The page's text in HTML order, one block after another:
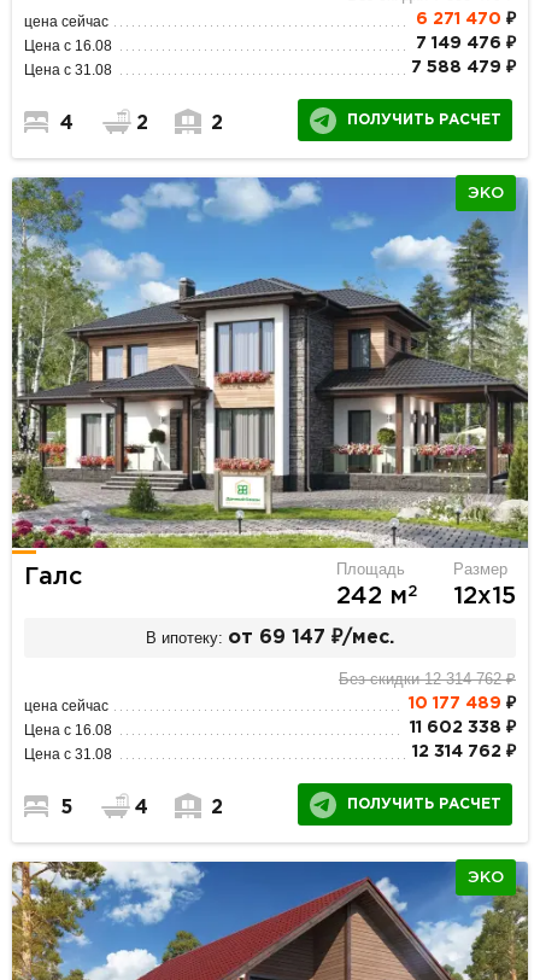
цена сейчас 6 271 470 ₽
Цена с 16.08 7 149 476 ₽
Цена с 31.08 7 588 479 ₽
4 2 2 ПОЛУЧИТЬ РАСЧЕТ
ЭКО
Галс Площадь
242 м2
Размер
12х15
В ипотеку: от 69 147 ₽/мес.
Без скидки 12 314 762 ₽
цена сейчас 10 177 489 ₽
Цена с 16.08 11 602 338 ₽
Цена с 31.08 12 314 762 ₽
5 4 2 ПОЛУЧИТЬ РАСЧЕТ
ЭКО